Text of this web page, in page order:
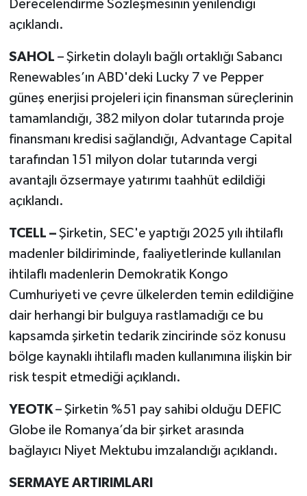
Derecelendirme Sözleşmesinin yenilendiği
açıklandı.
SAHOL – Şirketin dolaylı bağlı ortaklığı Sabancı
Renewables’ın ABD'deki Lucky 7 ve Pepper
güneş enerjisi projeleri için finansman süreçlerinin
tamamlandığı, 382 milyon dolar tutarında proje
finansmanı kredisi sağlandığı, Advantage Capital
tarafından 151 milyon dolar tutarında vergi
avantajlı özsermaye yatırımı taahhüt edildiği
açıklandı.
TCELL – Şirketin, SEC'e yaptığı 2025 yılı ihtilaflı
madenler bildiriminde, faaliyetlerinde kullanılan
ihtilaflı madenlerin Demokratik Kongo
Cumhuriyeti ve çevre ülkelerden temin edildiğine
dair herhangi bir bulguya rastlamadığı ce bu
kapsamda şirketin tedarik zincirinde söz konusu
bölge kaynaklı ihtilaflı maden kullanımına ilişkin bir
risk tespit etmediği açıklandı.
YEOTK – Şirketin %51 pay sahibi olduğu DEFIC
Globe ile Romanya’da bir şirket arasında
bağlayıcı Niyet Mektubu imzalandığı açıklandı.
SERMAYE ARTIRIMLARI